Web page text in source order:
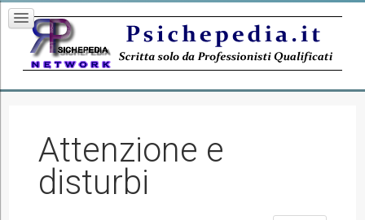
Attenzione e
disturbi